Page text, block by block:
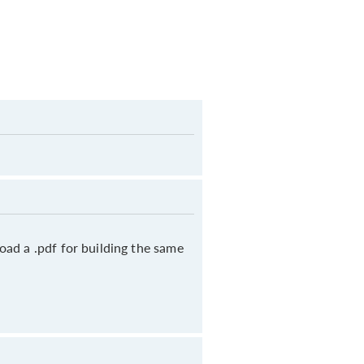
a .pdf for building the same